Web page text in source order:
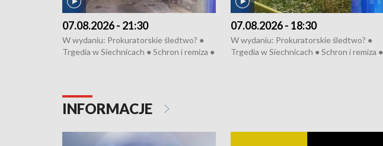
07.08.2026 - 21:30
W wydaniu: Prokuratorskie śledtwo? ●
Trgedia w Siechnicach ● Schron i remiza ●
● Odbudowa po powodzi ● Filmowy
Lubomierz
07.08.2026 - 18:30
W wydaniu: Prokuratorskie śledtwo? ●
Trgedia w Siechnicach ● Schron i remiza ●
INFORMACJE